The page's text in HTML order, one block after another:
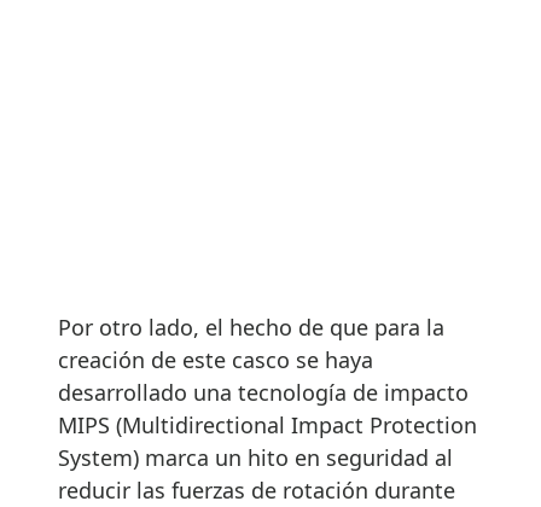
Por otro lado, el hecho de que para la
creación de este casco se haya
desarrollado una tecnología de impacto
MIPS (Multidirectional Impact Protection
System) marca un hito en seguridad al
reducir las fuerzas de rotación durante